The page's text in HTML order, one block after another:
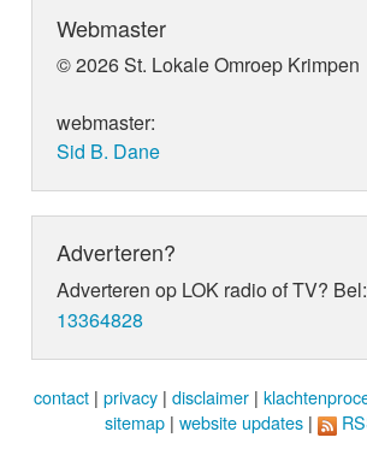
Webmaster
© 2026 St. Lokale Omroep Krimpen
webmaster:
Sid B. Dane
Adverteren?
Adverteren op LOK radio of TV?
13364828
contact | privacy | disclaimer |
sitemap | website updates |